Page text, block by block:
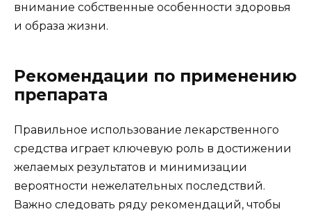
внимание собственные особенности здоровья
и образа жизни.
Рекомендации по применению
препарата
Правильное использование лекарственного
средства играет ключевую роль в достижении
желаемых результатов и минимизации
вероятности нежелательных последствий.
Важно следовать ряду рекомендаций, чтобы